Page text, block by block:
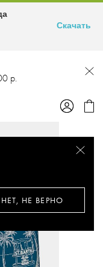
р.
НЕТ, НЕ ВЕРНО
Скачать